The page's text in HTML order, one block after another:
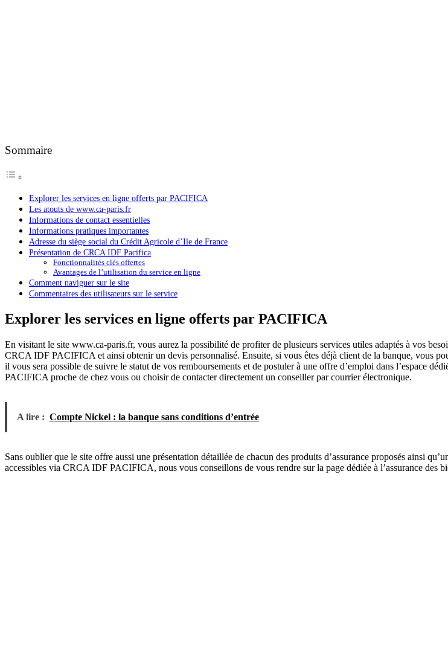
Sommaire
Explorer les services en ligne offerts par PACIFICA
Les atouts de www.ca-paris.fr
Informations de contact essentielles
Informations pratiques importantes
Adresse du siège social du Crédit Agricole d’Ile de France
Présentation de CRCA IDF Pacifica
Fonctionnalités clés offertes
Avantages de l’utilisation du service en ligne
Comment naviguer sur le site
Commentaires des utilisateurs sur le service
Explorer les services en ligne offerts par PACIFICA
En visitant le site www.ca-paris.fr, vous aurez la possibilité de profiter de plusieurs services utiles adaptés à vos
CRCA IDF PACIFICA et ainsi obtenir un devis personnalisé. Ensuite, si vous êtes déjà client de la banque, vous
il vous sera possible de suivre le statut de vos remboursements et de postuler à une offre d’emploi dans l’espace
PACIFICA proche de chez vous ou choisir de contacter directement un conseiller par courrier électronique.
A lire : Compte Nickel : la banque sans conditions d’entrée
Sans oublier que le site offre aussi une présentation détaillée de chacun des produits d’assurance proposés ainsi
accessibles via CRCA IDF PACIFICA, nous vous conseillons de vous rendre sur la page dédiée à l’assurance des